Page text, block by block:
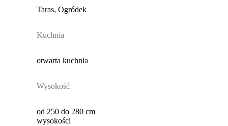
Taras, Ogródek
Kuchnia
otwarta kuchnia
Wysokość
od 250 do 280 cm
wysokości